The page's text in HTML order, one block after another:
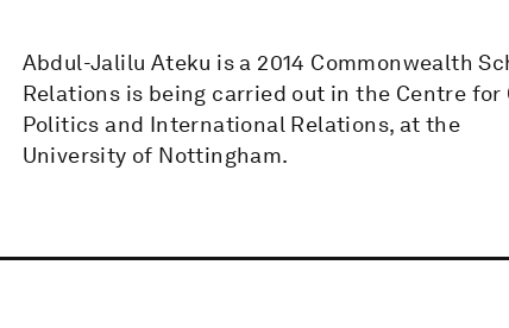
Abdul-Jalilu Ateku is a 2014 Commonwealth
Relations is being carried out in the Centre
Politics and International Relations, at the
University of Nottingham.